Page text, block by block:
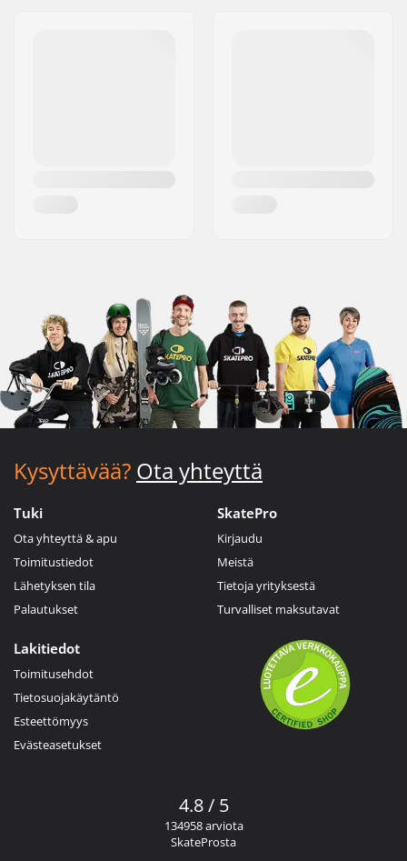
Kysyttävää? Ota yhteyttä
Tuki
Ota yhteyttä & apu
Toimitustiedot
Lähetyksen tila
Palautukset
SkatePro
Kirjaudu
Meistä
Tietoja yrityksestä
Turvalliset maksutavat
Lakitiedot
Toimitusehdot
Tietosuojakäytäntö
Esteettömyys
Evästeasetukset
4.8 / 5
134958 arviota
SkateProsta